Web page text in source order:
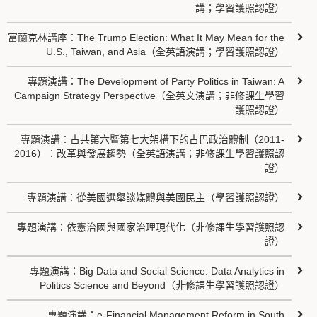
講；學習護照認證）
富蘭克林講座：The Trump Election: What It May Mean for the
U.S., Taiwan, and Asia（全英語演講；學習護照認證）
專題演講：The Development of Party Politics in Taiwan: A
Campaign Strategy Perspective（全英文演講；非修課生學習
護照認證）
專題演講：古共第六暨第七大架構下的古巴政治體制（2011-
2016）：改革與發展趨勢（全英語演講；非修課生學習護照認
證）
專題演講：從美國選舉談媒體與美國民主（學習護照認證）
專題演講：依憲治國與國家治理現代化（非修課生學習護照認
證）
專題演講：Big Data and Social Science: Data Analytics in
Politics Science and Beyond（非修課生學習護照認證）